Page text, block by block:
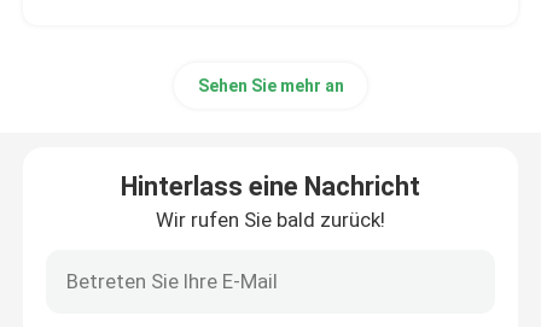
Sehen Sie mehr an
Hinterlass eine Nachricht
Wir rufen Sie bald zurück!